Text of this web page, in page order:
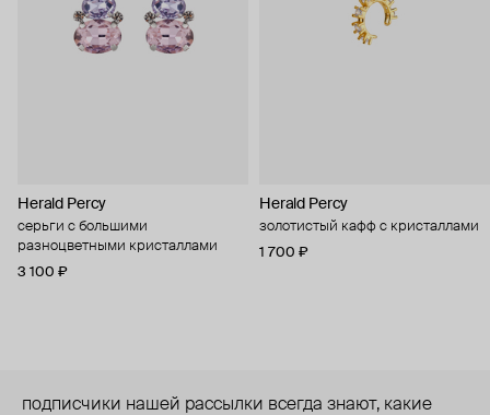
Herald Percy
серьги с большими
разноцветными кристаллами
3 100 ₽
Herald Percy
золотистый кафф с кристаллами
1 700 ₽
подписчики нашей рассылки всегда знают, какие